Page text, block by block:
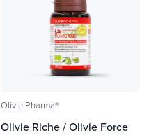
Olivie Pharma®
Olivie Riche / Olivie Force